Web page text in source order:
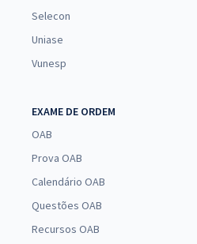
Selecon
Uniase
Vunesp
EXAME DE ORDEM
OAB
Prova OAB
Calendário OAB
Questões OAB
Recursos OAB